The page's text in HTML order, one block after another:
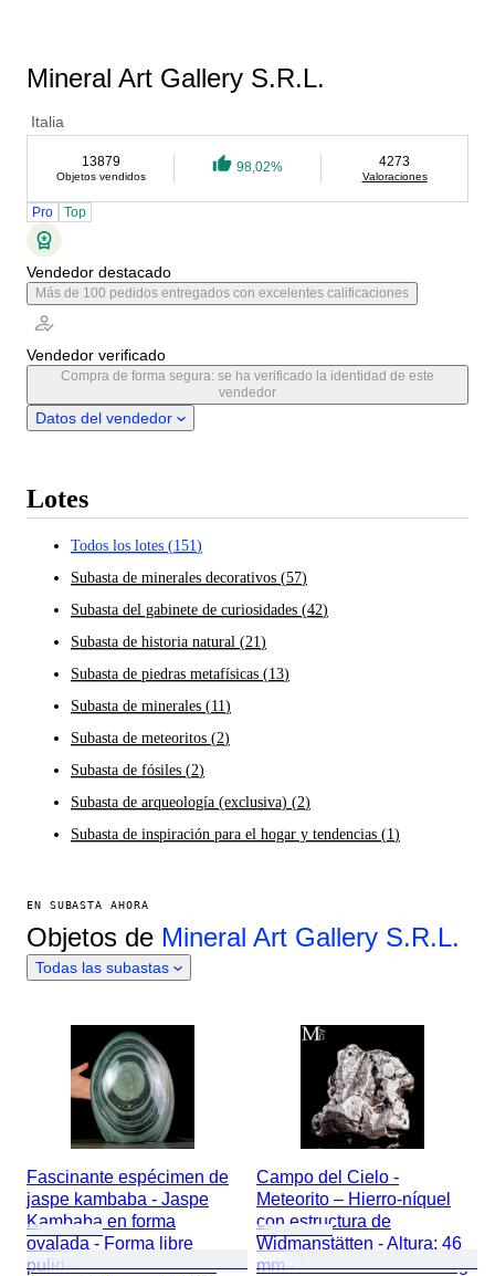
Mineral Art Gallery S.R.L.
Italia
13879
Objetos vendidos
98,02% 4273
Valoraciones
Pro Top
Vendedor destacado
Más de 100 pedidos entregados con excelentes calificaciones
Vendedor verificado
Compra de forma segura: se ha verificado la identidad de este
vendedor
Datos del vendedor
Lotes
Todos los lotes (151)
Subasta de minerales decorativos (57)
Subasta del gabinete de curiosidades (42)
Subasta de historia natural (21)
Subasta de piedras metafísicas (13)
Subasta de minerales (11)
Subasta de meteoritos (2)
Subasta de fósiles (2)
Subasta de arqueología (exclusiva) (2)
Subasta de inspiración para el hogar y tendencias (1)
EN SUBASTA AHORA
Objetos de Mineral Art Gallery S.R.L.
Todas las subastas
Fascinante espécimen de
jaspe kambaba - Jaspe
Kambaba en forma
ovalada - Forma libre
pulida - Altura: 300 mm -
Campo del Cielo -
Meteorito – Hierro-níquel
con estructura de
Widmanstätten - Altura: 46
mm - Ancho: 42 mm - 117 g